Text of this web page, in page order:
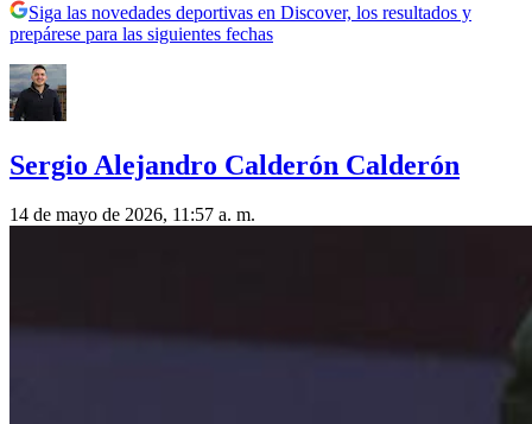
Siga las novedades deportivas en Discover, los resultados y
prepárese para las siguientes fechas
Sergio Alejandro Calderón Calderón
14 de mayo de 2026, 11:57 a. m.